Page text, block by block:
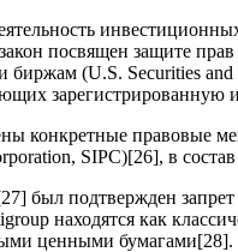
посвящен защите
(U.S. Securities and
конкретные правовые
SIPC)[26], в
был подтвержден
находятся как
ценными бумагами[28].